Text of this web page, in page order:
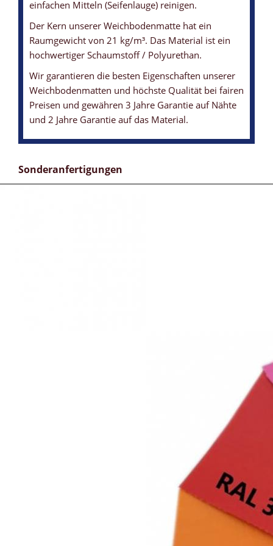
einfachen Mitteln (Seifenlauge) reinigen.
Der Kern unserer Weichbodenmatte hat ein
Raumgewicht von 21 kg/m³. Das Material ist ein
hochwertiger Schaumstoff / Polyurethan.
Wir garantieren die besten Eigenschaften unserer
Weichbodenmatten und höchste Qualität bei fairen
Preisen und gewähren 3 Jahre Garantie auf Nähte
und 2 Jahre Garantie auf das Material.
Sonderanfertigungen